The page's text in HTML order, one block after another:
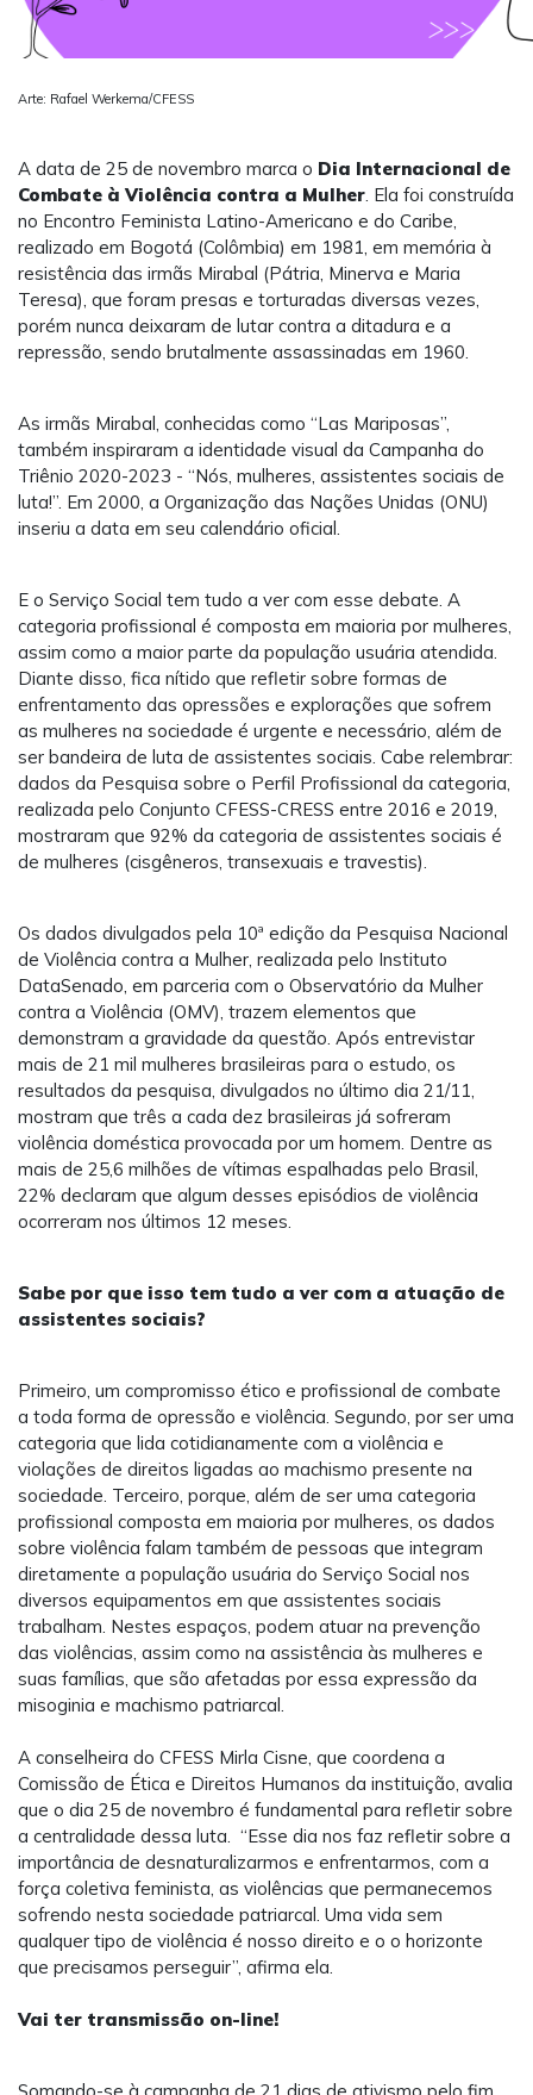
Arte: Rafael Werkema/CFESS
A data de 25 de novembro marca o Dia Internacional de
Combate à Violência contra a Mulher. Ela foi construída
no Encontro Feminista Latino-Americano e do Caribe,
realizado em Bogotá (Colômbia) em 1981, em memória à
resistência das irmãs Mirabal (Pátria, Minerva e Maria
Teresa), que foram presas e torturadas diversas vezes,
porém nunca deixaram de lutar contra a ditadura e a
repressão, sendo brutalmente assassinadas em 1960.
As irmãs Mirabal, conhecidas como “Las Mariposas”,
também inspiraram a identidade visual da Campanha do
Triênio 2020-2023 - “Nós, mulheres, assistentes sociais de
luta!”. Em 2000, a Organização das Nações Unidas (ONU)
inseriu a data em seu calendário oficial.
E o Serviço Social tem tudo a ver com esse debate. A
categoria profissional é composta em maioria por mulheres,
assim como a maior parte da população usuária atendida.
Diante disso, fica nítido que refletir sobre formas de
enfrentamento das opressões e explorações que sofrem
as mulheres na sociedade é urgente e necessário, além de
ser bandeira de luta de assistentes sociais. Cabe relembrar:
dados da Pesquisa sobre o Perfil Profissional da categoria,
realizada pelo Conjunto CFESS-CRESS entre 2016 e 2019,
mostraram que 92% da categoria de assistentes sociais é
de mulheres (cisgêneros, transexuais e travestis).
Os dados divulgados pela 10ª edição da Pesquisa Nacional
de Violência contra a Mulher, realizada pelo Instituto
DataSenado, em parceria com o Observatório da Mulher
contra a Violência (OMV), trazem elementos que
demonstram a gravidade da questão. Após entrevistar
mais de 21 mil mulheres brasileiras para o estudo, os
resultados da pesquisa, divulgados no último dia 21/11,
mostram que três a cada dez brasileiras já sofreram
violência doméstica provocada por um homem. Dentre as
mais de 25,6 milhões de vítimas espalhadas pelo Brasil,
22% declaram que algum desses episódios de violência
ocorreram nos últimos 12 meses.
Sabe por que isso tem tudo a ver com a atuação de
assistentes sociais?
Primeiro, um compromisso ético e profissional de combate
a toda forma de opressão e violência. Segundo, por ser uma
categoria que lida cotidianamente com a violência e
violações de direitos ligadas ao machismo presente na
sociedade. Terceiro, porque, além de ser uma categoria
profissional composta em maioria por mulheres, os dados
sobre violência falam também de pessoas que integram
diretamente a população usuária do Serviço Social nos
diversos equipamentos em que assistentes sociais
trabalham. Nestes espaços, podem atuar na prevenção
das violências, assim como na assistência às mulheres e
suas famílias, que são afetadas por essa expressão da
misoginia e machismo patriarcal.
A conselheira do CFESS Mirla Cisne, que coordena a
Comissão de Ética e Direitos Humanos da instituição, avalia
que o dia 25 de novembro é fundamental para refletir sobre
a centralidade dessa luta. “Esse dia nos faz refletir sobre a
importância de desnaturalizarmos e enfrentarmos, com a
força coletiva feminista, as violências que permanecemos
sofrendo nesta sociedade patriarcal. Uma vida sem
qualquer tipo de violência é nosso direito e o o horizonte
que precisamos perseguir”, afirma ela.
Vai ter transmissão on-line!